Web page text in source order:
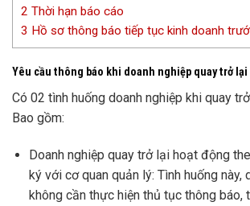
2 Thời hạn báo cáo
3 Hồ sơ thông báo tiếp tục kinh doanh
Yêu cầu thông báo khi doanh nghiệp quay trở
Có 02 tình huống doanh nghiệp khi quay
Bao gồm:
Doanh nghiệp quay trở lại hoạt động
ký với cơ quan quản lý: Tình huống này,
không cần thực hiện thủ tục thông báo,